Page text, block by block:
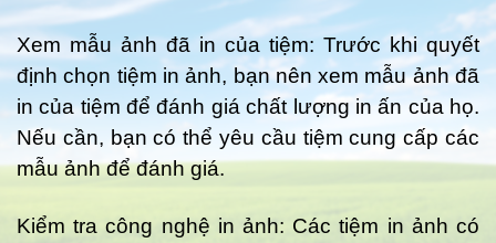
Xem mẫu ảnh đã in của tiệm: Trước khi quyết
định chọn tiệm in ảnh, bạn nên xem mẫu ảnh đã
in của tiệm để đánh giá chất lượng in ấn của họ.
Nếu cần, bạn có thể yêu cầu tiệm cung cấp các
mẫu ảnh để đánh giá.
Kiểm tra công nghệ in ảnh: Các tiệm in ảnh có